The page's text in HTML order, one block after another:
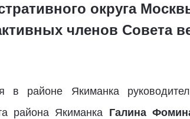
округа
членов Совета
в районе Якиманка
района Якиманка Галина